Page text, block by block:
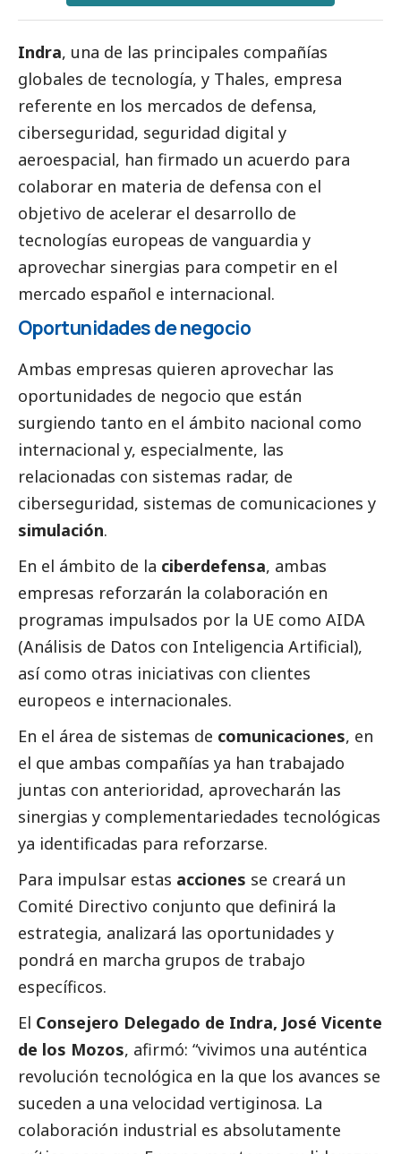
Indra, una de las principales compañías
globales de tecnología, y Thales, empresa
referente en los mercados de defensa,
ciberseguridad, seguridad digital y
aeroespacial, han firmado un acuerdo para
colaborar en materia de defensa con el
objetivo de acelerar el desarrollo de
tecnologías europeas de vanguardia y
aprovechar sinergias para competir en el
mercado español e internacional.
Oportunidades de negocio
Ambas empresas quieren aprovechar las
oportunidades de negocio que están
surgiendo tanto en el ámbito nacional como
internacional y, especialmente, las
relacionadas con sistemas radar, de
ciberseguridad, sistemas de comunicaciones y
simulación.
En el ámbito de la ciberdefensa, ambas
empresas reforzarán la colaboración en
programas impulsados por la UE como AIDA
(Análisis de Datos con Inteligencia Artificial),
así como otras iniciativas con clientes
europeos e internacionales.
En el área de sistemas de comunicaciones, en
el que ambas compañías ya han trabajado
juntas con anterioridad, aprovecharán las
sinergias y complementariedades tecnológicas
ya identificadas para reforzarse.
Para impulsar estas acciones se creará un
Comité Directivo conjunto que definirá la
estrategia, analizará las oportunidades y
pondrá en marcha grupos de trabajo
específicos.
El Consejero Delegado de Indra, José Vicente
de los Mozos, afirmó: “vivimos una auténtica
revolución tecnológica en la que los avances se
suceden a una velocidad vertiginosa. La
colaboración industrial es absolutamente